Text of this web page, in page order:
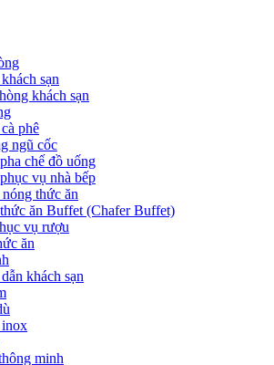
sạn
khách sạn
phê
ngũ cốc
chế đồ uống
vụ nhà bếp
thức ăn
ăn Buffet (Chafer Buffet)
vụ rượu
ăn
khách sạn
inox
minh